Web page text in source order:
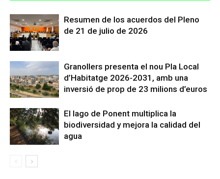
Resumen de los acuerdos del Pleno
de 21 de julio de 2026
Granollers presenta el nou Pla Local
d’Habitatge 2026-2031, amb una
inversió de prop de 23 milions d’euros
El lago de Ponent multiplica la
biodiversidad y mejora la calidad del
agua